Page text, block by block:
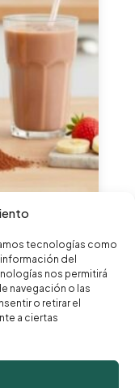
tecnologías como
del
nos permitirá
navegación o las
o retirar el
a ciertas